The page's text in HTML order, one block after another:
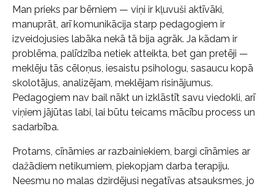
Man prieks par bērniem — viņi ir kļuvuši aktīvāki,
manuprāt, arī komunikācija starp pedagogiem ir
izveidojusies labāka nekā tā bija agrāk. Ja kādam ir
problēma, palīdzība netiek atteikta, bet gan pretēji —
meklēju tās cēloņus, iesaistu psihologu, sasaucu kopā
skolotājus, analizējam, meklējam risinājumus.
Pedagogiem nav bail nākt un izklāstīt savu viedokli, arī
viņiem jājūtas labi, lai būtu teicams mācību process un
sadarbība.
Protams, cīnāmies ar razbainiekiem, bargi cīnāmies ar
dažādiem netikumiem, piekopjam darba terapiju.
Neesmu no malas dzirdējusi negatīvas atsauksmes, jo